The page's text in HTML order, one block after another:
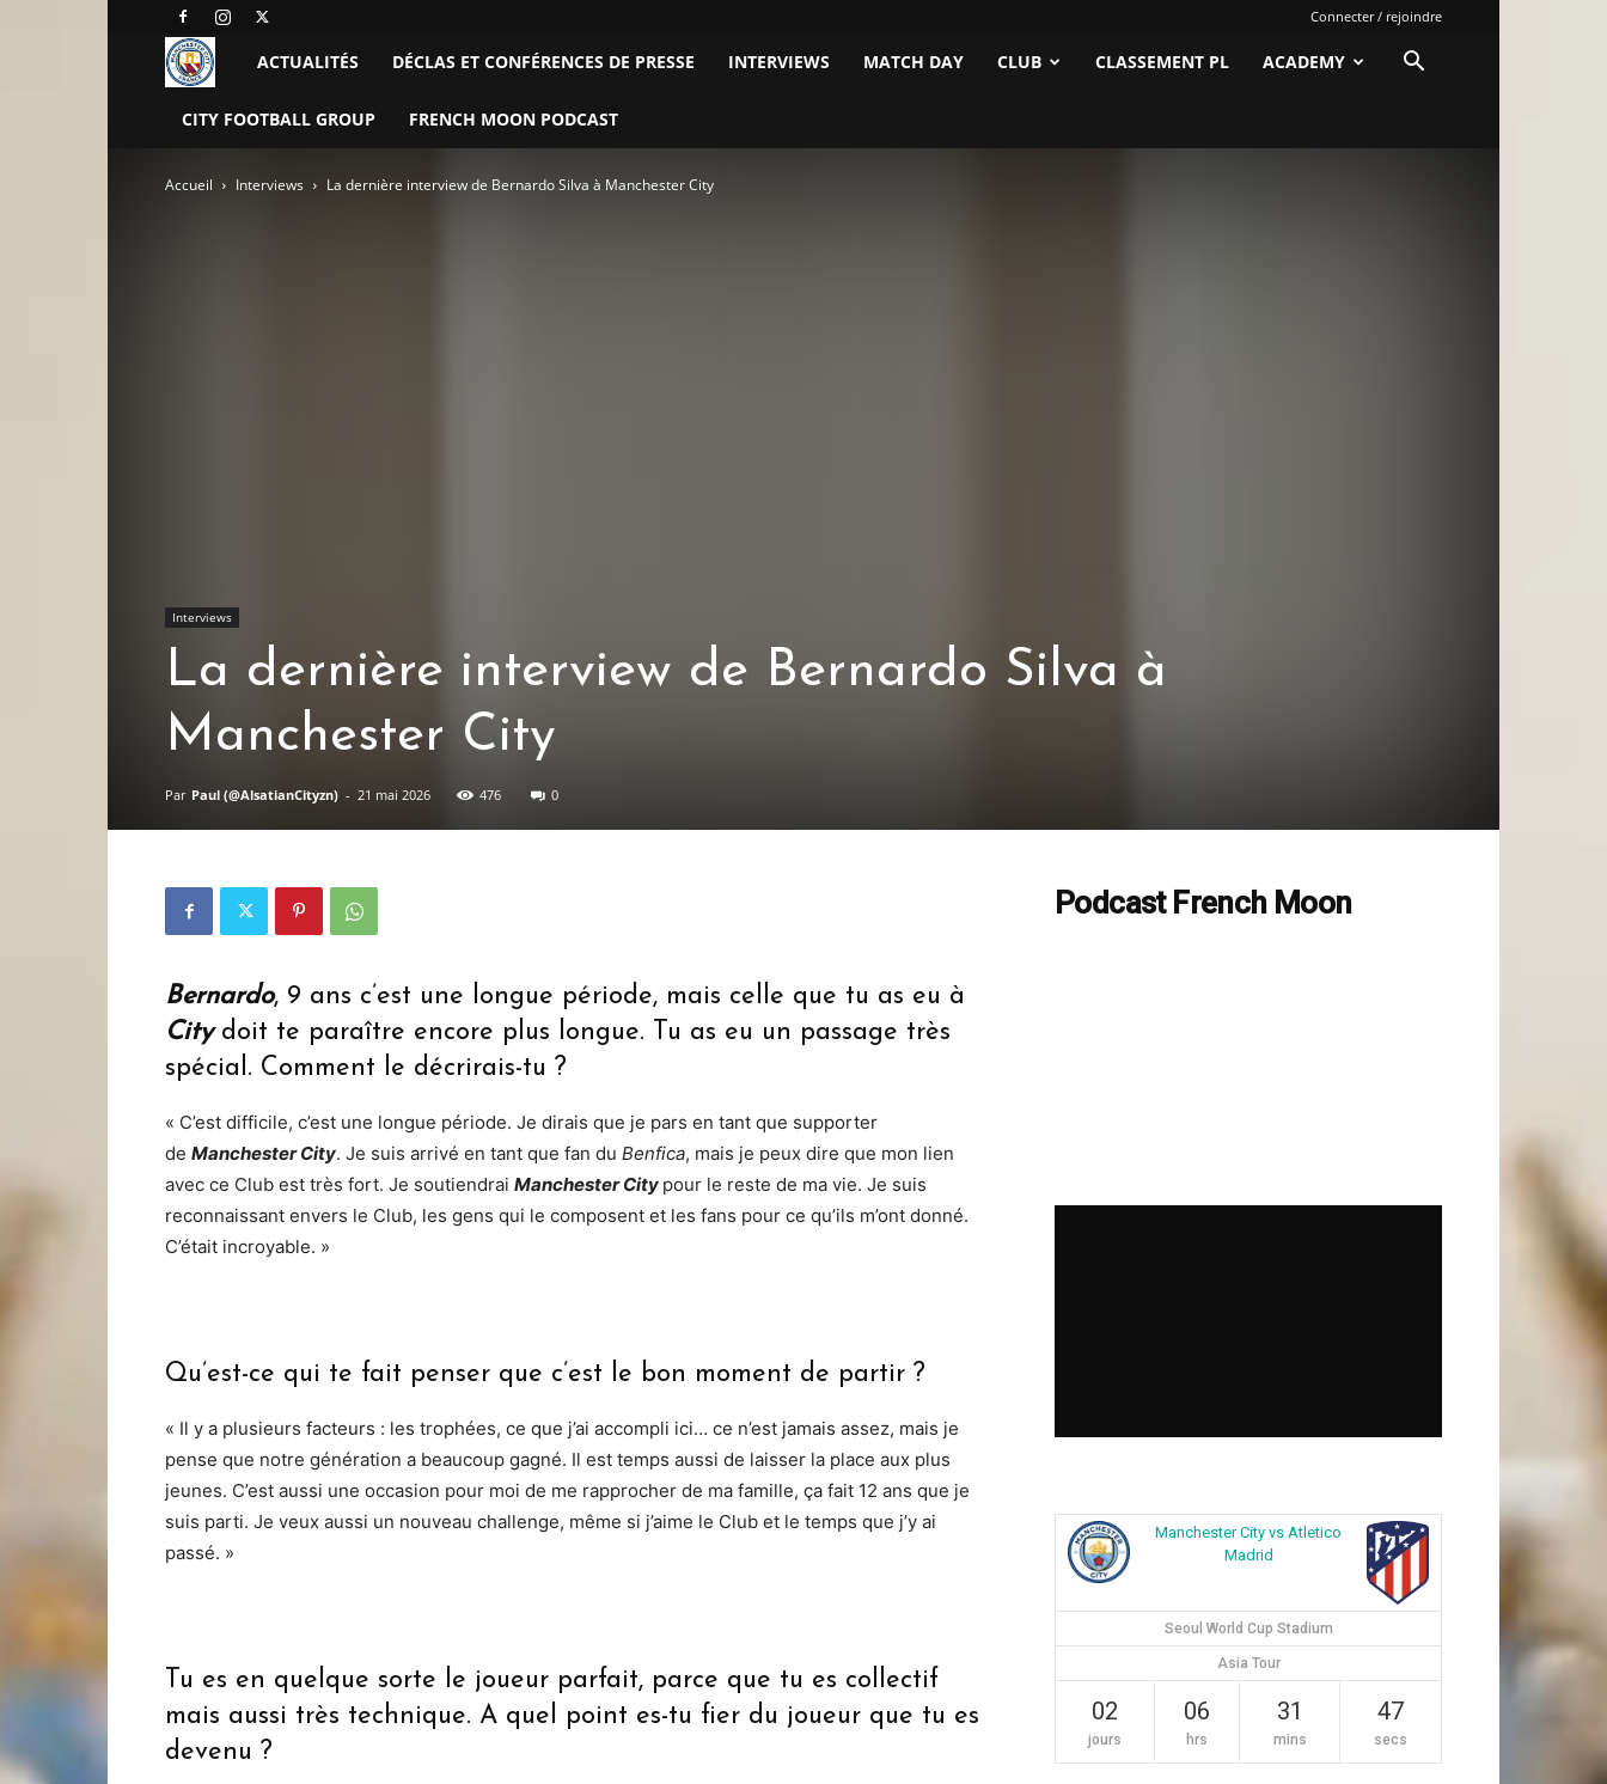
Connecter / rejoindre
Manchester
City
ACTUALITÉS DÉCLAS ET CONFÉRENCES DE PRESSE INTERVIEWS MATCH DAY CLUB CLASSEMENT PL ACADEMY
CITY FOOTBALL GROUP FRENCH MOON PODCAST
Accueil Interviews La dernière interview de Bernardo Silva à Manchester City
Interviews
La dernière interview de Bernardo Silva à
Manchester City
Par Paul (@AlsatianCityzn) - 21 mai 2026 476 0
Bernardo, 9 ans c’est une longue période, mais celle que tu as eu à
City doit te paraître encore plus longue. Tu as eu un passage très
spécial. Comment le décrirais-tu ?
« C’est difficile, c’est une longue période. Je dirais que je pars en tant que supporter
de Manchester City. Je suis arrivé en tant que fan du Benfica, mais je peux dire que mon lien
avec ce Club est très fort. Je soutiendrai Manchester City pour le reste de ma vie. Je suis
reconnaissant envers le Club, les gens qui le composent et les fans pour ce qu’ils m’ont donné.
C’était incroyable. »
Qu’est-ce qui te fait penser que c’est le bon moment de partir ?
« Il y a plusieurs facteurs : les trophées, ce que j’ai accompli ici… ce n’est jamais assez, mais je
pense que notre génération a beaucoup gagné. Il est temps aussi de laisser la place aux plus
jeunes. C’est aussi une occasion pour moi de me rapprocher de ma famille, ça fait 12 ans que je
suis parti. Je veux aussi un nouveau challenge, même si j’aime le Club et le temps que j’y ai
passé. »
Tu es en quelque sorte le joueur parfait, parce que tu es collectif
mais aussi très technique. A quel point es-tu fier du joueur que tu es
devenu ?
Podcast French Moon
Manchester City vs Atletico
Madrid
Seoul World Cup Stadium
Asia Tour
02
jours
06
hrs
31
mins
46
secs